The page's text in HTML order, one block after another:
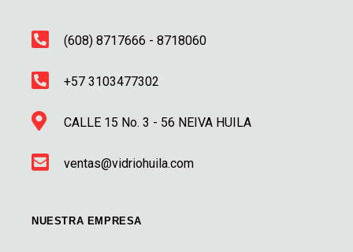
(608) 8717666 - 8718060
+57 3103477302
CALLE 15 No. 3 - 56 NEIVA HUILA
ventas@vidriohuila.com
NUESTRA EMPRESA